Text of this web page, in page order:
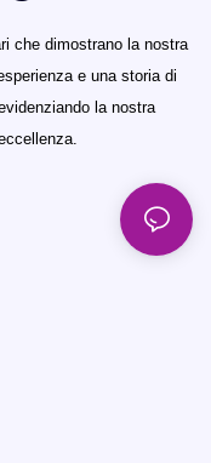
che dimostrano la nostra
e una storia di
la nostra